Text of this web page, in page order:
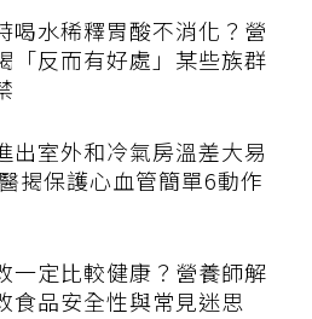
喝水稀釋胃酸不消化？營
「反而有好處」某些族群
出室外和冷氣房溫差大易
揭保護心血管簡單6動作
一定比較健康？營養師解
食品安全性與常見迷思